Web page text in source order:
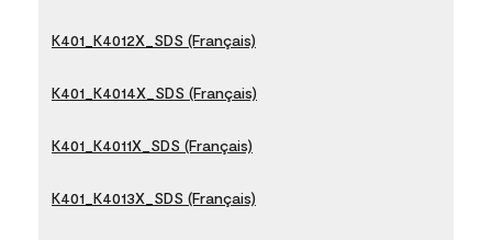
K401_K4012X_SDS (Français)
K401_K4014X_SDS (Français)
K401_K4011X_SDS (Français)
K401_K4013X_SDS (Français)